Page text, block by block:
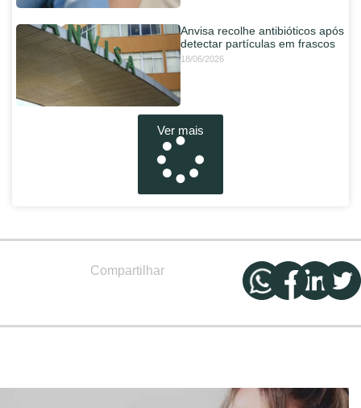
Anvisa recolhe antibióticos após
detectar partículas em frascos
18/06/2026
Ver mais
Compartilhar